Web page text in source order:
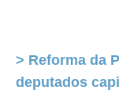
> Reforma da
deputados